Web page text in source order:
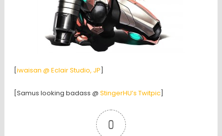
[iwaisan @ Eclair Studio, JP]
[Samus looking badass @ StingerHU’s Twitpic]
0